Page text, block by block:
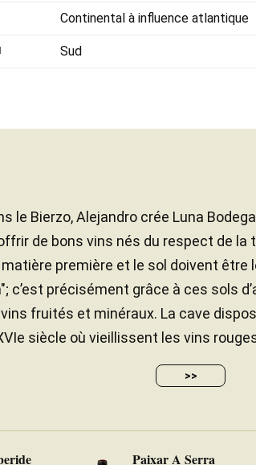
Continental à influence atlantique
Sud
le Bierzo, Alejandro crée Luna
de bons vins nés du respect de la
matière première et le sol doivent
c’est précisément grâce à ces sols
fruités et minéraux. La cave
siècle où vieillissent les vins
>>
Paixar A Serra